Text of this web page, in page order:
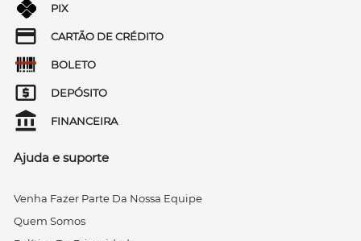
PIX
CARTÃO DE CRÉDITO
BOLETO
DEPÓSITO
FINANCEIRA
Ajuda e suporte
Venha Fazer Parte Da Nossa Equipe
Quem Somos